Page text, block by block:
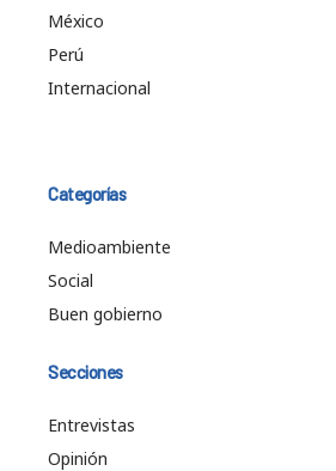
México
Perú
Internacional
Categorías
Medioambiente
Social
Buen gobierno
Secciones
Entrevistas
Opinión